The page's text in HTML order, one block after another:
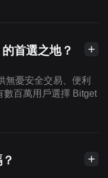
首選之地？
無憂安全交易、便利
數百萬用戶選擇 Bitget